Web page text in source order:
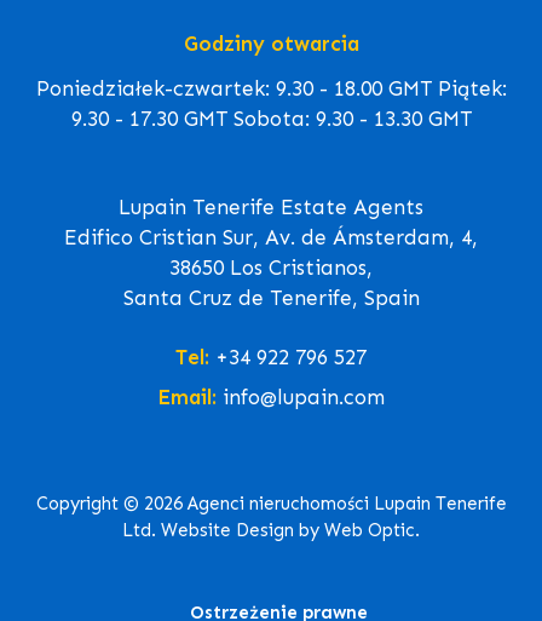
Godziny otwarcia
Poniedziałek-czwartek: 9.30 - 18.00 GMT Piątek:
9.30 - 17.30 GMT Sobota: 9.30 - 13.30 GMT
Lupain Tenerife Estate Agents
Edifico Cristian Sur, Av. de Ámsterdam, 4,
38650 Los Cristianos,
Santa Cruz de Tenerife, Spain
Tel: +34 922 796 527
Email: info@lupain.com
Copyright © 2026 Agenci nieruchomości Lupain Tenerife
Ltd. Website Design by Web Optic.
Ostrzeżenie prawne